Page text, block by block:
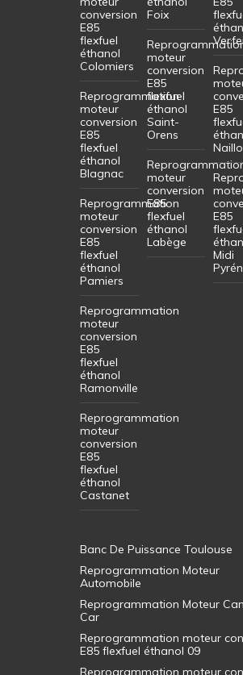
conversion
E85
flexfuel
éthanol
Colomiers
Reprogrammation
moteur
conversion
E85
flexfuel
éthanol
Blagnac
Reprogrammation
moteur
conversion
E85
flexfuel
éthanol
Pamiers
Reprogrammation
moteur
conversion
E85
flexfuel
éthanol
Ramonville
Reprogrammation
moteur
conversion
E85
flexfuel
éthanol
Castanet
Foix
moteur
conversion
E85
flexfuel
éthanol
Saint-
Orens
moteur
conversion
E85
flexfuel
éthanol
Labège
E85
E85
Midi
Banc De Puissance Toulouse
Reprogrammation Moteur
Automobile
Reprogrammation Moteur
Car
Reprogrammation moteur
E85 flexfuel éthanol 09
Reprogrammation moteur